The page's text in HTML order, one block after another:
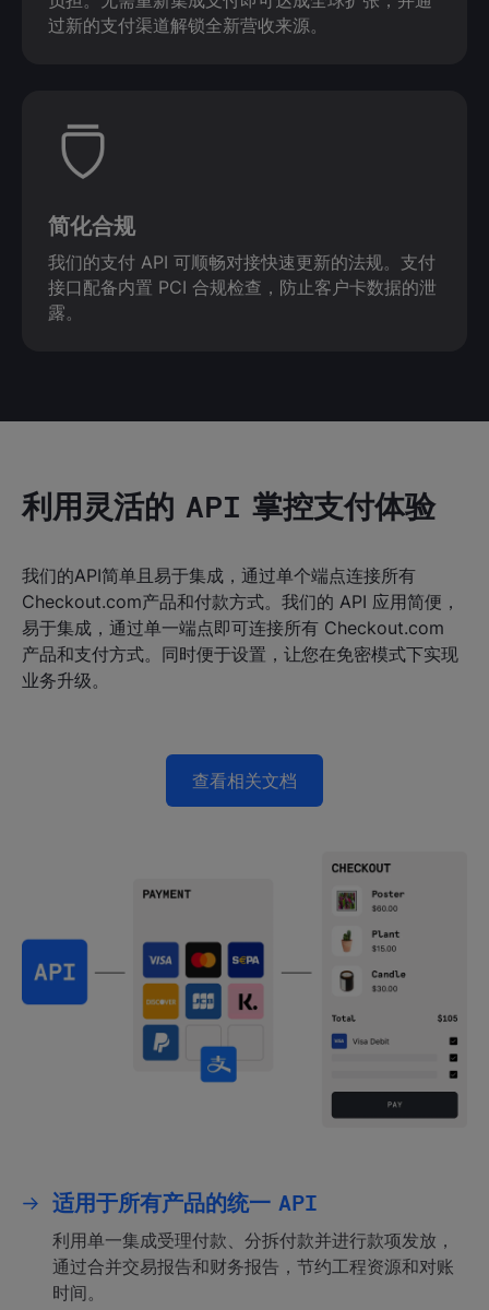
过新的支付渠道解锁全新营收来源。
简化合规
我们的支付 API 可顺畅对接快速更新的法规。支付
接口配备内置 PCI 合规检查，防止客户卡数据的泄
露。
利用灵活的 API 掌控支付体验
我们的API简单且易于集成，通过单个端点连接所有
Checkout.com产品和付款方式。我们的 API 应用简便，
易于集成，通过单一端点即可连接所有 Checkout.com
产品和支付方式。同时便于设置，让您在免密模式下实现
业务升级。
适用于所有产品的统一 API
利用单一集成受理付款、分拆付款并进行款项发放，
通过合并交易报告和财务报告，节约工程资源和对账
时间。
查看相关文档